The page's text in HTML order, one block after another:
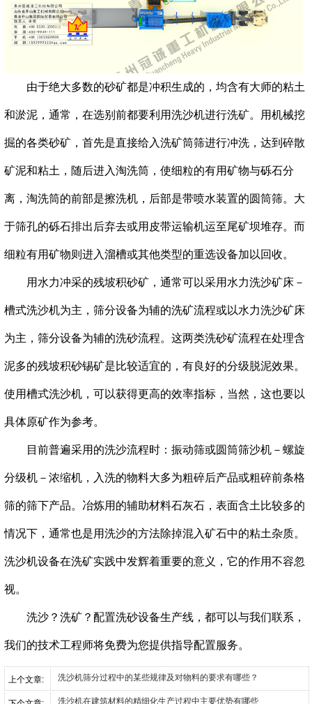
由于绝大多数的砂矿都是冲积生成的，均含有大师的粘土
和淤泥，通常，在选别前都要利用洗沙机进行洗矿。用机械挖
掘的各类砂矿，首先是直接给入洗矿筒筛进行冲洗，达到碎散
矿泥和粘土，随后进入淘洗筒，使细粒的有用矿物与砾石分
离，淘洗筒的前部是擦洗机，后部是带喷水装置的圆筒筛。大
于筛孔的砾石排出后弃去或用皮带运输机运至尾矿坝堆存。而
细粒有用矿物则进入溜槽或其他类型的重选设备加以回收。
用水力冲采的残坡积砂矿，通常可以采用水力洗沙矿床－
槽式洗沙机为主，筛分设备为辅的洗矿流程或以水力洗沙矿床
为主，筛分设备为辅的洗砂流程。这两类洗砂矿流程在处理含
泥多的残坡积砂锡矿是比较适宜的，有良好的分级脱泥效果。
使用槽式洗沙机，可以获得更高的效率指标，当然，这也要以
具体原矿作为参考。
目前普遍采用的洗沙流程时：振动筛或圆筒筛沙机－螺旋
分级机－浓缩机，入洗的物料大多为粗碎后产品或粗碎前条格
筛的筛下产品。冶炼用的辅助材料石灰石，表面含土比较多的
情况下，通常也是用洗沙的方法除掉混入矿石中的粘土杂质。
洗沙机设备在洗矿实践中发辉着重要的意义，它的作用不容忽
视。
洗沙？洗矿？配置洗砂设备生产线，都可以与我们联系，
我们的技术工程师将免费为您提供指导配置服务。
上个文章: 洗沙机筛分过程中的某些规律及对物料的要求有哪些？
洗沙机在建筑材料的精细化生产过程中主要优势有哪些